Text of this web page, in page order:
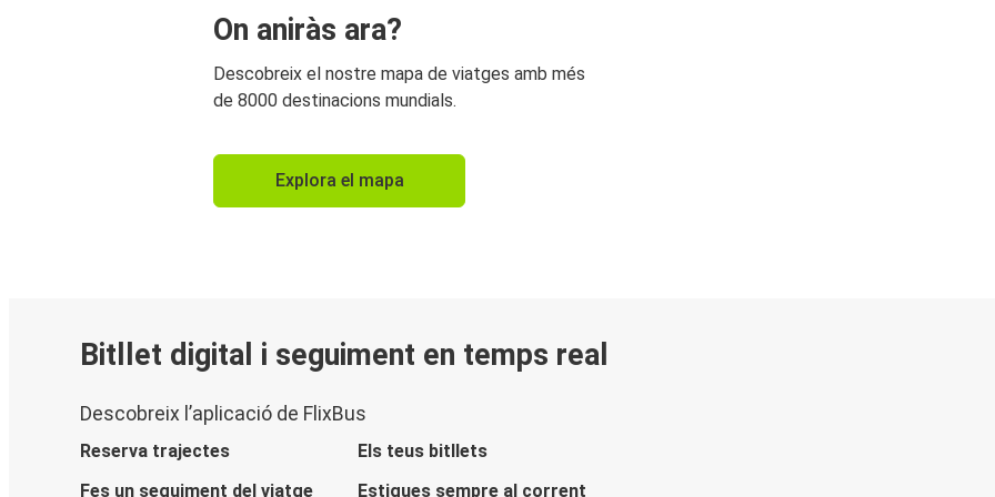
On aniràs ara?
Descobreix el nostre mapa de viatges amb més
de 8000 destinacions mundials.
Explora el mapa
Bitllet digital i seguiment en temps real
Descobreix l’aplicació de FlixBus
Reserva trajectes
Els teus bitllets
Fes un seguiment del viatge
Estigues sempre al corrent